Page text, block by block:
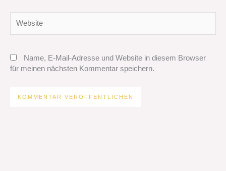
Name, E-Mail-Adresse und Website in diesem Browser
für meinen nächsten Kommentar speichern.